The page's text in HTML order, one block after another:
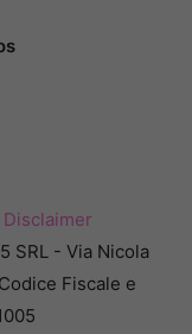
Disclaimer
SRL - Via Nicola
Fiscale e